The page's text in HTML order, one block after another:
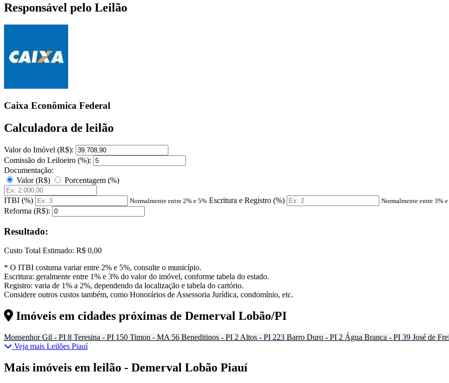
Responsável pelo Leilão
Caixa Econômica Federal
Calculadora de leilão
Valor do Imóvel (R$):
Comissão do Leiloeiro (%):
Documentação:
Valor (R$)
Porcentagem (%)
ITBI (%) Normalmente entre 2% e 5% Escritura e Registro (%) Normalmente entre 3%
Reforma (R$):
Resultado:
Custo Total Estimado: R$ 0,00
* O ITBI costuma variar entre 2% e 5%, consulte o município.
Escritura: geralmente entre 1% e 3% do valor do imóvel, conforme tabela do estado.
Registro: varia de 1% a 2%, dependendo da localização e tabela do cartório.
Considere outros custos também, como Honorários de Assessoria Jurídica, condomínio, etc.
Imóveis em cidades próximas de Demerval Lobão/PI
Monsenhor Gil - PI 8 Teresina - PI 150 Timon - MA 56 Beneditinos - PI 2 Altos - PI 223 Barro Duro - PI 2 Água Branca - PI 39 José de
Veja mais Leilões Piauí
Mais imóveis em leilão - Demerval Lobão Piauí